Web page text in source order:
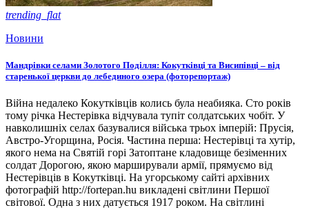
trending_flat
Новини
Мандрівки селами Золотого Поділля: Кокутківці та Висипівці – від
старенької церкви до лебединого озера (фоторепортаж)
Війна недалеко Кокутківців колись була неабияка. Сто років
тому річка Нестерівка відчувала тупіт солдатських чобіт. У
навколишніх селах базувалися війська трьох імперій: Прусія,
Австро-Угорщина, Росія. Частина перша: Нестерівці та хутір,
якого нема на Святій горі Затоптане кладовище безіменних
солдат Дорогою, якою марширували армії, прямуємо від
Нестерівців в Кокутківці. На угорському сайті архівних
фотографій http://fortepan.hu викладені світлини Першої
світової. Одна з них датується 1917 роком. На світлині